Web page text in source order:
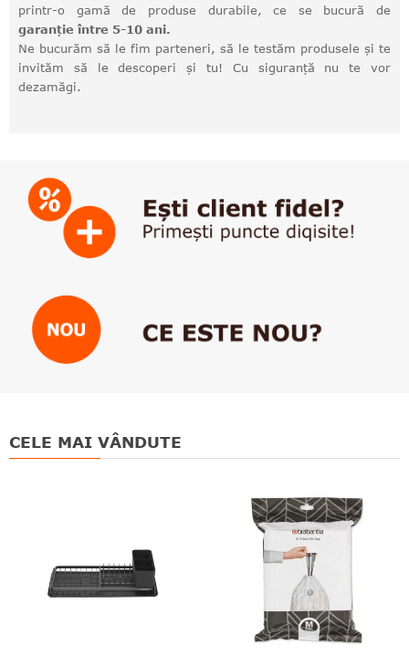
printr-o gamă de produse durabile, ce se bucură de
garanție între 5-10 ani.
Ne bucurăm să le fim parteneri, să le testăm produsele și te
invităm să le descoperi și tu! Cu siguranță nu te vor
dezamăgi.
CELE MAI VÂNDUTE